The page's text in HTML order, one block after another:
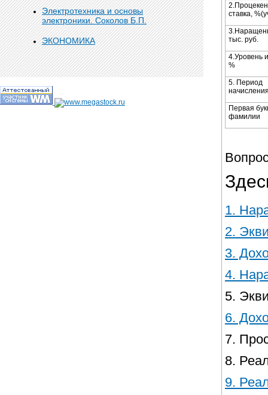
Электротехника и основы
электроники. Соколов Б.П.
ЭКОНОМИКА
ставка,
тыс. руб.
4.Уровень
%
5. Период
Первая
фамилии
1.​
2.​
3.​
4.​
5.​
6.​
7.​
8.​
9.​